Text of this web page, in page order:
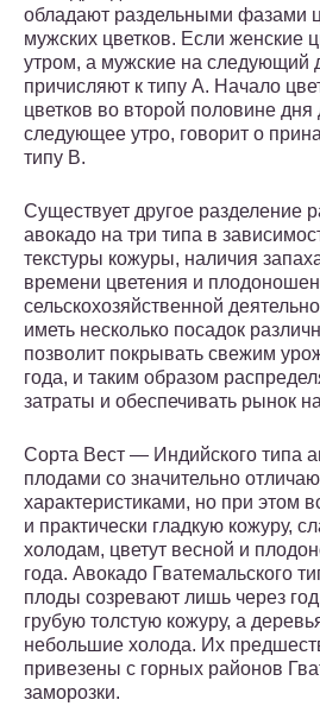
обладают раздельными фазами
мужских цветков. Если женские
утром, а мужские на следующий
причисляют к типу А. Начало
цветков во второй половине
следующее утро, говорит о
типу В.
Существует другое разделение
авокадо на три типа в
текстуры кожуры, наличия
времени цветения и
сельскохозяйственной
иметь несколько посадок
позволит покрывать свежим
года, и таким образом
затраты и обеспечивать рынок
Сорта Вест — Индийского типа
плодами со значительно
характеристиками, но при этом
и практически гладкую кожуру,
холодам, цветут весной и
года. Авокадо Гватемальского
плоды созревают лишь через
грубую толстую кожуру, а
небольшие холода. Их
привезены с горных районов
заморозки.